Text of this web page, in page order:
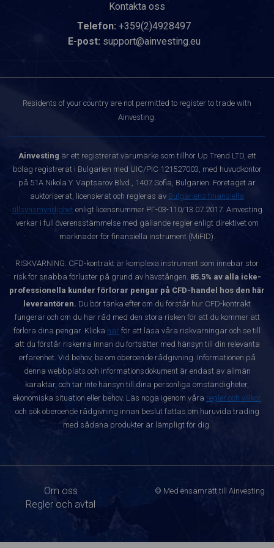
Kontakta oss
Telefon: +359(2)4928497
E-post: support@ainvesting.eu
Residents of your country are not permitted to register to trade with
Ainvesting.
Ainvesting är ett registrerat varumärke som tillhör Up Trend LTD, ett
bolag registrerat i Bulgarien med UIC/PIC 121527003, med huvudkontor
på 51A Nikola Y. Vaptsarov Blvd., 1407 Sofia, Bulgarien. Företaget är
auktoriserat, licensierat och regleras av Bulgariens finansiella
tillsynsmyndighetenligt licensnummer РГ-03-110/13.07.2017. Ainvesting
verkar i full överensstämmelse med gällande regler enligt direktivet om
marknader för finansiella instrument (MiFID).
RISKVARNING: CFD-kontrakt är komplexa instrument som innebär stor
risk för snabba förluster på grund av hävstången. 85.5% av alla icke-
professionella kunder förlorar pengar på CFD-handel hos den här
leverantören. Du bör tänka efter om du förstår hur CFD-kontrakt
fungerar och om du har råd med den stora risken för att du kommer att
förlora dina pengar. Klicka här för att läsa våra riskvarningar och se till
att du förstår riskerna innan du fortsätter med hänsyn till din relevanta
erfarenhet. Vid behov, be om oberoende rådgivning. Informationen på
denna webbplats och informationsdokument är endast av allmän
karaktär, och tar inte hänsyn till dina personliga omständigheter,
ekonomiska situation eller behov. Läs noga igenom våra regler och villkor
och sök oberoende rådgivning innan beslut fattas om huruvida trading
med sådana produkter är lämpligt för dig.
Om oss
Regler och avtal
© Med ensamrätt till Ainvesting